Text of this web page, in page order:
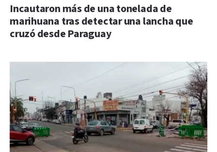
Incautaron más de una tonelada de
marihuana tras detectar una lancha que
cruzó desde Paraguay